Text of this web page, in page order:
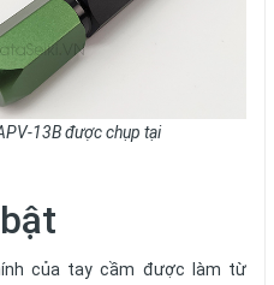
13B được chụp tại
của tay cầm được làm từ